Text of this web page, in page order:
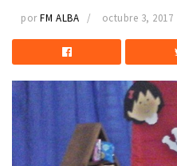
por FM ALBA octubre 3, 2017